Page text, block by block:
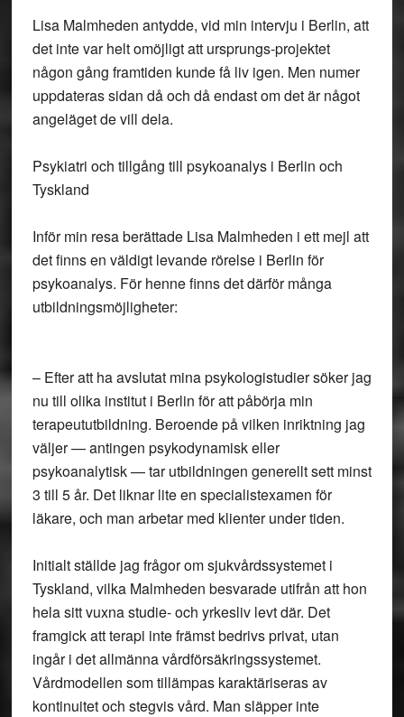
Lisa Malmheden antydde, vid min intervju i Berlin, att
det inte var helt omöjligt att ursprungs-projektet
någon gång framtiden kunde få liv igen. Men numer
uppdateras sidan då och då endast om det är något
angeläget de vill dela.
Psykiatri och tillgång till psykoanalys i Berlin och
Tyskland
Inför min resa berättade Lisa Malmheden i ett mejl att
det finns en väldigt levande rörelse i Berlin för
psykoanalys. För henne finns det därför många
utbildningsmöjligheter:
– Efter att ha avslutat mina psykologistudier söker jag
nu till olika institut i Berlin för att påbörja min
terapeututbildning. Beroende på vilken inriktning jag
väljer — antingen psykodynamisk eller
psykoanalytisk — tar utbildningen generellt sett minst
3 till 5 år. Det liknar lite en specialistexamen för
läkare, och man arbetar med klienter under tiden.
Initialt ställde jag frågor om sjukvårdssystemet i
Tyskland, vilka Malmheden besvarade utifrån att hon
hela sitt vuxna studie- och yrkesliv levt där. Det
framgick att terapi inte främst bedrivs privat, utan
ingår i det allmänna vårdförsäkringssystemet.
Vårdmodellen som tillämpas karaktäriseras av
kontinuitet och stegvis vård. Man släpper inte